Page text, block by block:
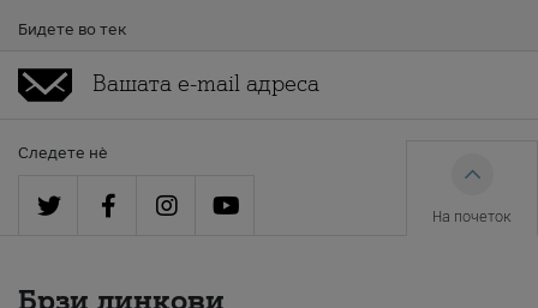
Бидете во тек
Следете нè
На почеток
Брзи линкови